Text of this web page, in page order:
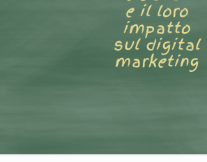
e il loro
impatto
sul digital
marketing